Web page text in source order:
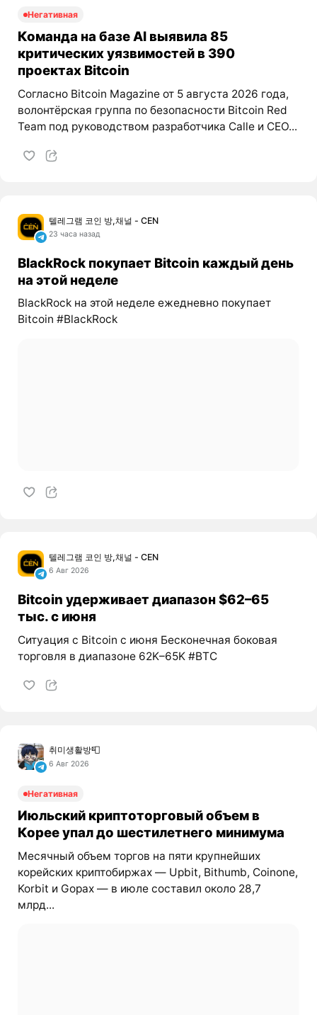
Негативная
Команда на базе AI выявила 85
критических уязвимостей в 390
проектах Bitcoin
Согласно Bitcoin Magazine от 5 августа 2026 года,
волонтёрская группа по безопасности Bitcoin Red
Team под руководством разработчика Calle и CEO...
텔레그램 코인 방,채널 - CEN
23 часа назад
BlackRock покупает Bitcoin каждый день
на этой неделе
BlackRock на этой неделе ежедневно покупает
Bitcoin #BlackRock
텔레그램 코인 방,채널 - CEN
6 Авг 2026
Bitcoin удерживает диапазон $62–65
тыс. с июня
Ситуация с Bitcoin с июня Бесконечная боковая
торговля в диапазоне 62K–65K #BTC
취미생활방📮
6 Авг 2026
Негативная
Июльский криптоторговый объем в
Корее упал до шестилетнего минимума
Месячный объем торгов на пяти крупнейших
корейских криптобиржах — Upbit, Bithumb, Coinone,
Korbit и Gopax — в июле составил около 28,7
млрд...